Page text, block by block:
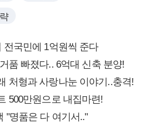
전국민에 1억원씩 준다
품 빠졌다.. 6억대 신축 분양!
처형과 사랑나눈 이야기..충격!
500만원으로 내집마련!
"명품은 다 여기서.."